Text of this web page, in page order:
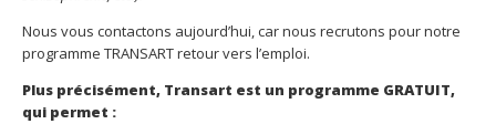
Nous vous contactons aujourd’hui, car nous recrutons pour notre
programme TRANSART retour vers l’emploi.
Plus précisément, Transart est un programme GRATUIT,
qui permet :